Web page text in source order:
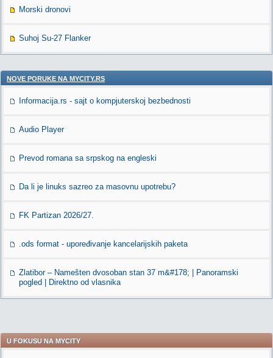
Morski dronovi
Suhoj Su-27 Flanker
NOVE PORUKE NA MYCITY.RS
Informacija.rs - sajt o kompjuterskoj bezbednosti
Audio Player
Prevod romana sa srpskog na engleski
Da li je linuks sazreo za masovnu upotrebu?
FK Partizan 2026/27.
.ods format - upoređivanje kancelarijskih paketa
Zlatibor – Namešten dvosoban stan 37 m&#178; | Panoramski
pogled | Direktno od vlasnika
U FOKUSU NA MYCITY